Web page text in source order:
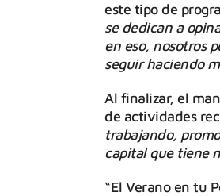
este tipo de
se dedican a
en eso, nosotros
seguir haciendo
Al finalizar, el
de actividades
trabajando,
capital que tiene
“El Verano en tu